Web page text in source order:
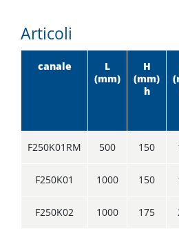
Articoli
canale
L
(mm)
H
(mm)
h
F250K01RM 500 150
F250K01 1000 150
F250K02 1000 175